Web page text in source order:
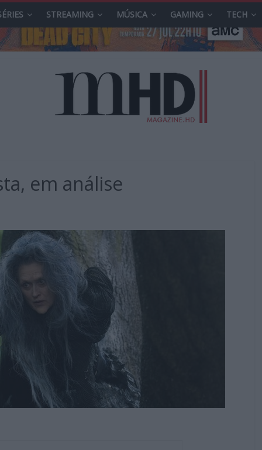
STREAMING MÚSICA GAMING TECH
em análise